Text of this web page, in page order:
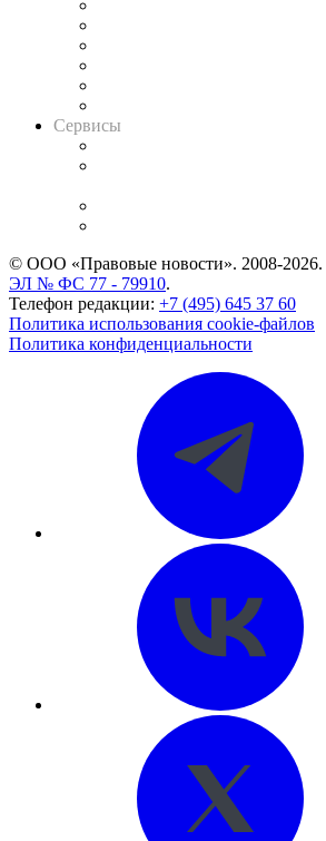
Сервисы
© ООО «Правовые новости». 2008-2026.
ЭЛ № ФС 77 - 79910.
Телефон редакции: +7 (495) 645 37 60
Политика использования cookie-файлов
Политика конфиденциальности